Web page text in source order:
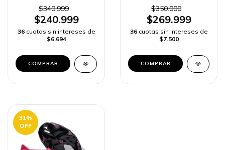
$340.999
$240.999
36 cuotas sin intereses de
$6.694
COMPRAR
$350.000
$269.999
36 cuotas sin intereses de
$7.500
COMPRAR
31%
OFF